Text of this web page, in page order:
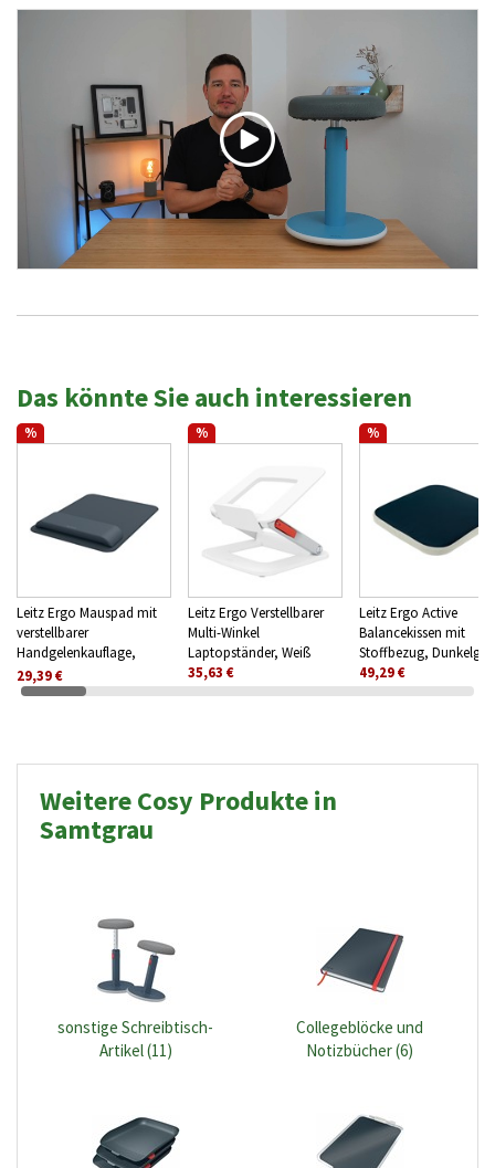
Das könnte Sie auch interessieren
%
Leitz Ergo Mauspad mit
verstellbarer
Handgelenkauflage,
Dunkelgrau
29,39 €
%
Leitz Ergo Verstellbarer
Multi-Winkel
Laptopständer, Weiß
35,63 €
%
Leitz Ergo Active
Balancekissen mit
Stoffbezug,
49,29 €
Weitere Cosy Produkte in
Samtgrau
sonstige Schreibtisch-
Artikel (11)
Collegeblöcke und
Notizbücher (6)